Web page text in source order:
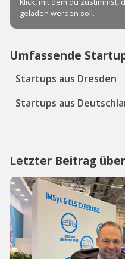
Umfassende
Startups aus Dresden
Startups aus
Letzter Beitrag